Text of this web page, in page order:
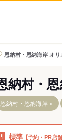
恩納村・恩納海岸 オリ
納村・
恩納村・恩納海岸
標準 【予約・PR店